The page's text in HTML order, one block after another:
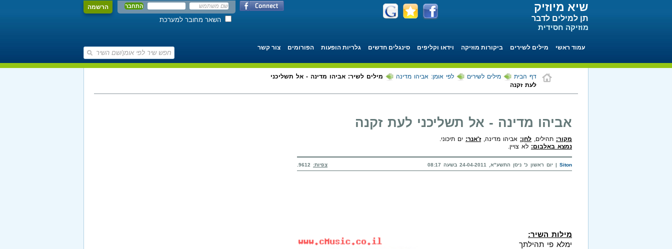
הרשמה
השאר מחובר למערכת
שיא מיוזיק
תן למילים לדבר
מוזיקה חסידית
עמוד ראשי מילים לשירים ביקורות מוזיקה וידאו וקליפים סינגלים חדשים גלריות הופעות הפורומים צור קשר
דף הבית מילים לשירים לפי אומן: אביהו מדינה
מילים לשיר: אביהו מדינה - אל תשליכני
לעת זקנה
אביהו מדינה - אל תשליכני לעת זקנה
מקור: תהילים, לחן: אביהו מדינה,ז'אנר: ים תיכוני.
נמצא באלבום: לא צויין.
Siton | יום ראשון כ' ניסן התשע"א, 24-04-2011 בשעה 08:17 צפיות:
מילות השיר:
ימלא פי תהילתך